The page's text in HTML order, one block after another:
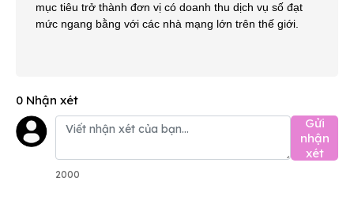
mục tiêu trở thành đơn vị có doanh thu dịch vụ số đạt
mức ngang bằng với các nhà mạng lớn trên thế giới.
0 Nhận xét
Gửi
nhận
xét
2000